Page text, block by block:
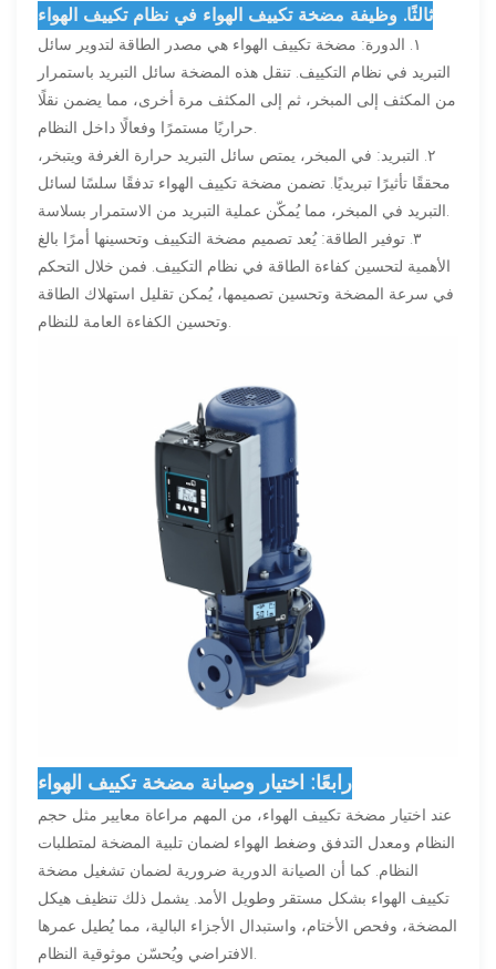
ثالثًا. وظيفة مضخة تكييف الهواء في نظام تكييف الهواء
١. الدورة: مضخة تكييف الهواء هي مصدر الطاقة لتدوير سائل
التبريد في نظام التكييف. تنقل هذه المضخة سائل التبريد باستمرار
من المكثف إلى المبخر، ثم إلى المكثف مرة أخرى، مما يضمن نقلًا
حراريًا مستمرًا وفعالًا داخل النظام.
٢. التبريد: في المبخر، يمتص سائل التبريد حرارة الغرفة ويتبخر،
محققًا تأثيرًا تبريديًا. تضمن مضخة تكييف الهواء تدفقًا سلسًا لسائل
التبريد في المبخر، مما يُمكّن عملية التبريد من الاستمرار بسلاسة.
٣. توفير الطاقة: يُعد تصميم مضخة التكييف وتحسينها أمرًا بالغ
الأهمية لتحسين كفاءة الطاقة في نظام التكييف. فمن خلال التحكم
في سرعة المضخة وتحسين تصميمها، يُمكن تقليل استهلاك الطاقة
وتحسين الكفاءة العامة للنظام.
رابعًا: اختيار وصيانة مضخة تكييف الهواء
عند اختيار مضخة تكييف الهواء، من المهم مراعاة معايير مثل حجم
النظام ومعدل التدفق وضغط الهواء لضمان تلبية المضخة لمتطلبات
النظام. كما أن الصيانة الدورية ضرورية لضمان تشغيل مضخة
تكييف الهواء بشكل مستقر وطويل الأمد. يشمل ذلك تنظيف هيكل
المضخة، وفحص الأختام، واستبدال الأجزاء البالية، مما يُطيل عمرها
الافتراضي ويُحسّن موثوقية النظام.